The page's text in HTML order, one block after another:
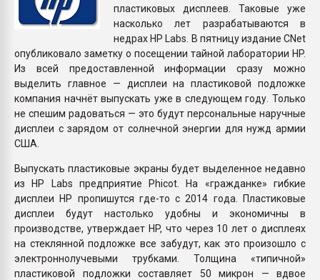
пластиковых дисплеев. Таковые уже
насколько лет разрабатываются в
недрах HP Labs. В пятницу издание CNet
опубликовало заметку о посещении тайной лаборатории HP.
Из всей предоставленной информации сразу можно
выделить главное — дисплеи на пластиковой подложке
компания начнёт выпускать уже в следующем году. Только
не спешим радоваться — это будут персональные наручные
дисплеи с зарядом от солнечной энергии для нужд армии
США.
Выпускать пластиковые экраны будет выделенное недавно
из HP Labs предприятие Phicot. На «гражданке» гибкие
дисплеи HP пропишутся где-то с 2014 года. Пластиковые
дисплеи будут настолько удобны и экономичны в
производстве, утверждает HP, что через 10 лет о дисплеях
на стеклянной подложке все забудут, как это произошло с
электроннолучевыми трубками. Толщина «типичной»
пластиковой подложки составляет 50 микрон — вдвое